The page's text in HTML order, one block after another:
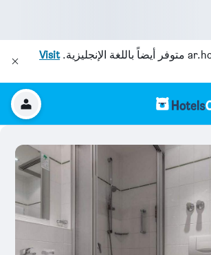
متوفر أيضاً باللغة الإنجليزية.Visit